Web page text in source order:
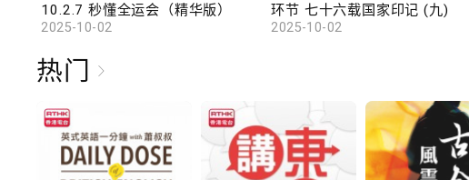
10.2.7 秒懂全运会（精华版）
2025-10-02
环节 七十六载国家印记 (九)
2025-10-02
热门